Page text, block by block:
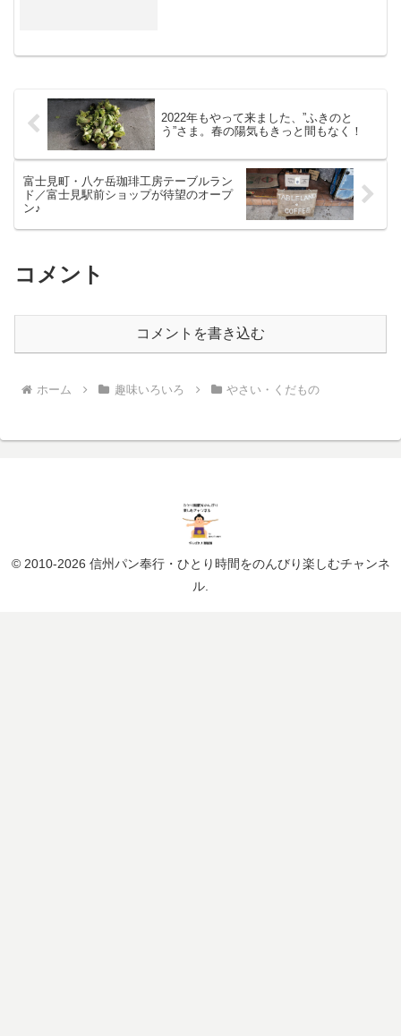
2022年もやって来ました、”ふきのと
う”さま。春の陽気もきっと間もなく！
富士見町・八ケ岳珈琲工房テーブルラン
ド／富士見駅前ショップが待望のオープ
ン♪
コメント
コメントを書き込む
ホーム 趣味いろいろ やさい・くだもの
© 2010-2026 信州パン奉行・ひとり時間をのんびり楽しむチャンネ
ル.